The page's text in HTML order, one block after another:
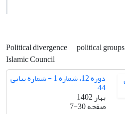
Political divergence political groups
Islamic Council
دوره 12، شماره 1 - شماره پیاپی
44
بهار 1402
صفحه7-30